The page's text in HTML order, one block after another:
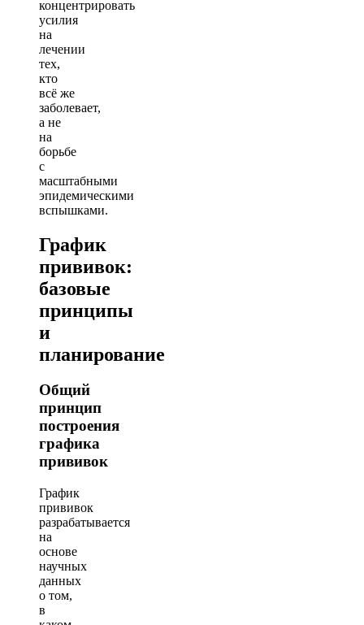
концентрировать
усилия
на
лечении
тех,
кто
всё же
заболевает,
а не
на
борьбе
с
масштабными
эпидемическими
вспышками.
График
прививок:
базовые
принципы
и
планирование
Общий
принцип
построения
графика
прививок
График
прививок
разрабатывается
на
основе
научных
данных
о том,
в